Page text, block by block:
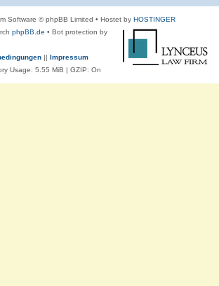
Software © phpBB Limited • Hostet by HOSTINGER
phpBB.de • Bot protection by
|| Impressum
Usage: 5.55 MiB | GZIP: On